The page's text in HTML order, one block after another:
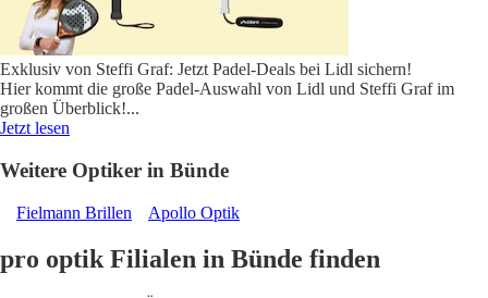
Exklusiv von Steffi Graf: Jetzt Padel-Deals bei Lidl sichern!
Hier kommt die große Padel-Auswahl von Lidl und Steffi Graf im
großen Überblick!...
Jetzt lesen
Weitere Optiker in Bünde
Fielmann Brillen Apollo Optik
pro optik Filialen in Bünde finden